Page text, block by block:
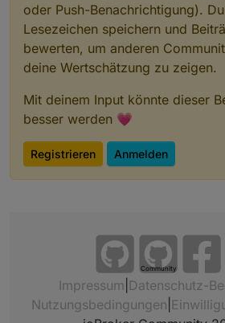
oder Push-Benachrichtigung).
Lesezeichen speichern und
bewerten, um anderen
deine Wertschätzung zu zeigen.
Mit deinem Input könnte dieser
besser werden 💗
Registrieren Anmelden
Community
Impressum Datenschutz-
Nutzungsbedingungen